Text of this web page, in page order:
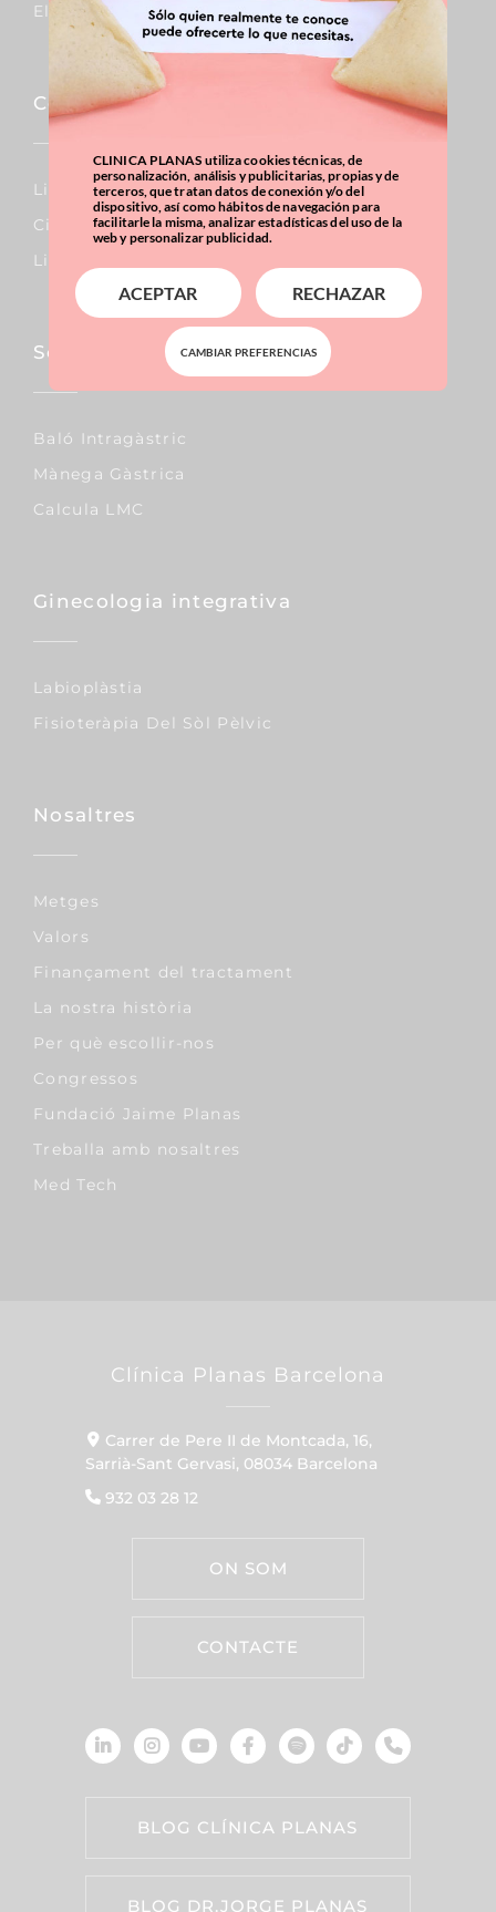
Elevació De Mames
Corporal
Lipo Vaser
Cirurgia De L’abdomen
Liposucció
Sobrepes i obesitat
Baló Intragàstric
Mànega Gàstrica
Calcula LMC
Ginecologia integrativa
Labioplàstia
Fisioteràpia Del Sòl Pèlvic
Nosaltres
Metges
Valors
Finançament del tractament
La nostra història
Per què escollir-nos
Congressos
Fundació Jaime Planas
Treballa amb nosaltres
Med Tech
Clínica Planas Barcelona
Carrer de Pere II de Montcada, 16,
Sarrià-Sant Gervasi, 08034 Barcelona
932 03 28 12
ON SOM
CONTACTE
BLOG CLÍNICA PLANAS
BLOG DR.JORGE PLANAS
CLINICA PLANAS utiliza cookies técnicas, de
personalización, análisis y publicitarias, propias y de
terceros, que tratan datos de conexión y/o del
dispositivo, así como hábitos de navegación para
facilitarle la misma, analizar estadísticas del uso de la
web y personalizar publicidad.
ACEPTAR RECHAZAR
CAMBIAR PREFERENCIAS